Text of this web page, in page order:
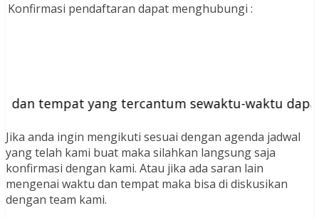
Konfirmasi pendaftaran dapat menghubungi :
tempat yang tercantum sewaktu-waktu dapat
Jika anda ingin mengikuti sesuai dengan agenda jadwal
yang telah kami buat maka silahkan langsung saja
konfirmasi dengan kami. Atau jika ada saran lain
mengenai waktu dan tempat maka bisa di diskusikan
dengan team kami.